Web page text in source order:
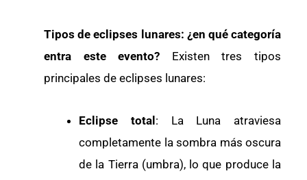
Tipos de eclipses lunares: ¿en qué categoría
entra este evento? Existen tres tipos
principales de eclipses lunares:
Eclipse total: La Luna atraviesa
completamente la sombra más oscura
de la Tierra (umbra), lo que produce la